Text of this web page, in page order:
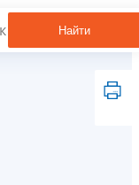
Найти